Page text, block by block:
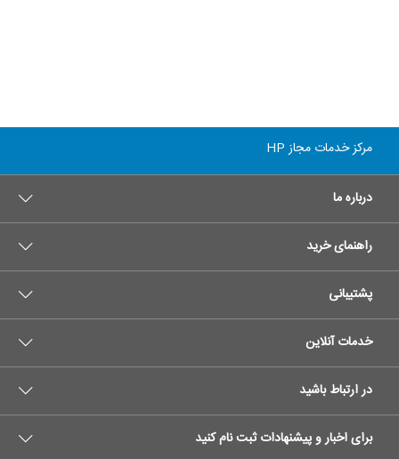
مرکز خدمات مجاز HP
درباره ما
راهنمای خرید
پشتیبانی
خدمات آنلاین
در ارتباط باشید
برای اخبار و پیشنهادات ثبت نام کنید